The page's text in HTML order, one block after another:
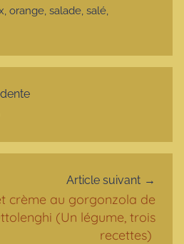
, orange, salade, salé,
Article suivant
crème au gorgonzola de
(Un légume, trois
recettes)